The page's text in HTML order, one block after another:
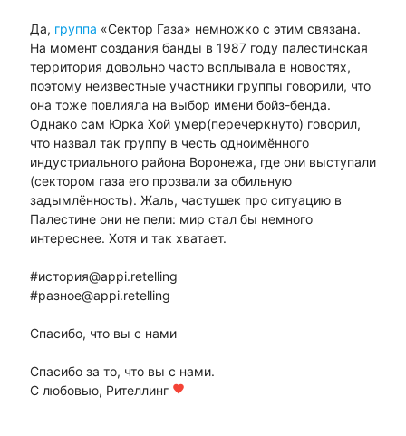
Да, группа «Сектор Газа» немножко с этим связана.
На момент создания банды в 1987 году палестинская
территория довольно часто всплывала в новостях,
поэтому неизвестные участники группы говорили, что
она тоже повлияла на выбор имени бойз-бенда.
Однако сам Юрка Хой умер(перечеркнуто) говорил,
что назвал так группу в честь одноимённого
индустриального района Воронежа, где они выступали
(сектором газа его прозвали за обильную
задымлённость). Жаль, частушек про ситуацию в
Палестине они не пели: мир стал бы немного
интереснее. Хотя и так хватает.
#история@appi.retelling
#разное@appi.retelling
Спасибо, что вы с нами
Спасибо за то, что вы с нами.
С любовью, Рителлинг favorite